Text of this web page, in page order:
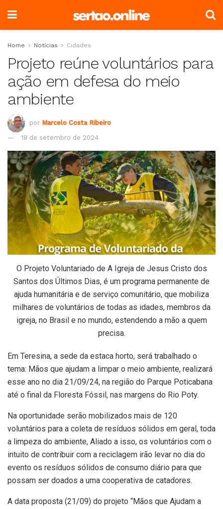
Home Notícias Cidades
Projeto reúne voluntários para
ação em defesa do meio
ambiente
por Marcelo Costa Ribeiro
18 de setembro de 2024
O Projeto Voluntariado de A Igreja de Jesus Cristo dos
Santos dos Últimos Dias, é um programa permanente de
ajuda humanitária e de serviço comunitário, que mobiliza
milhares de voluntários de todas as idades, membros da
igreja, no Brasil e no mundo, estendendo a mão a quem
precisa.
Em Teresina, a sede da estaca horto, será trabalhado o
tema: Mãos que ajudam a limpar o meio ambiente, realizará
esse ano no dia 21/09/24, na região do Parque Poticabana
até o final da Floresta Fóssil, nas margens do Rio Poty.
Na oportunidade serão mobilizados mais de 120
voluntários para a coleta de resíduos sólidos em geral, toda
a limpeza do ambiente, Aliado a isso, os voluntários com o
intuito de contribuir com a reciclagem irão levar no dia do
evento os resíduos sólidos de consumo diário para que
possam ser doados a uma cooperativa de catadores.
A data proposta (21/09) do projeto “Mãos que Ajudam a